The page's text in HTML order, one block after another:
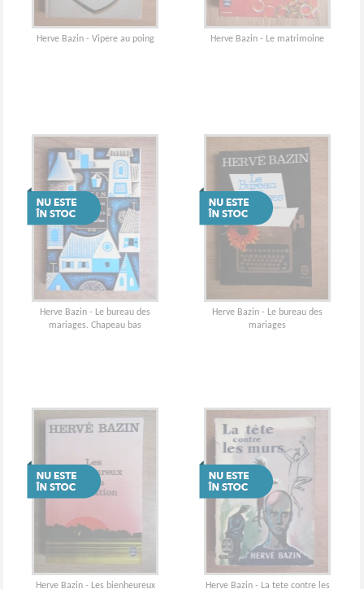
Herve Bazin - Vipere au poing Herve Bazin - Le matrimoine
Herve Bazin - Le bureau des
mariages. Chapeau bas
Herve Bazin - Le bureau des
mariages
Herve Bazin - Les bienheureux
Herve Bazin - La tete contre les